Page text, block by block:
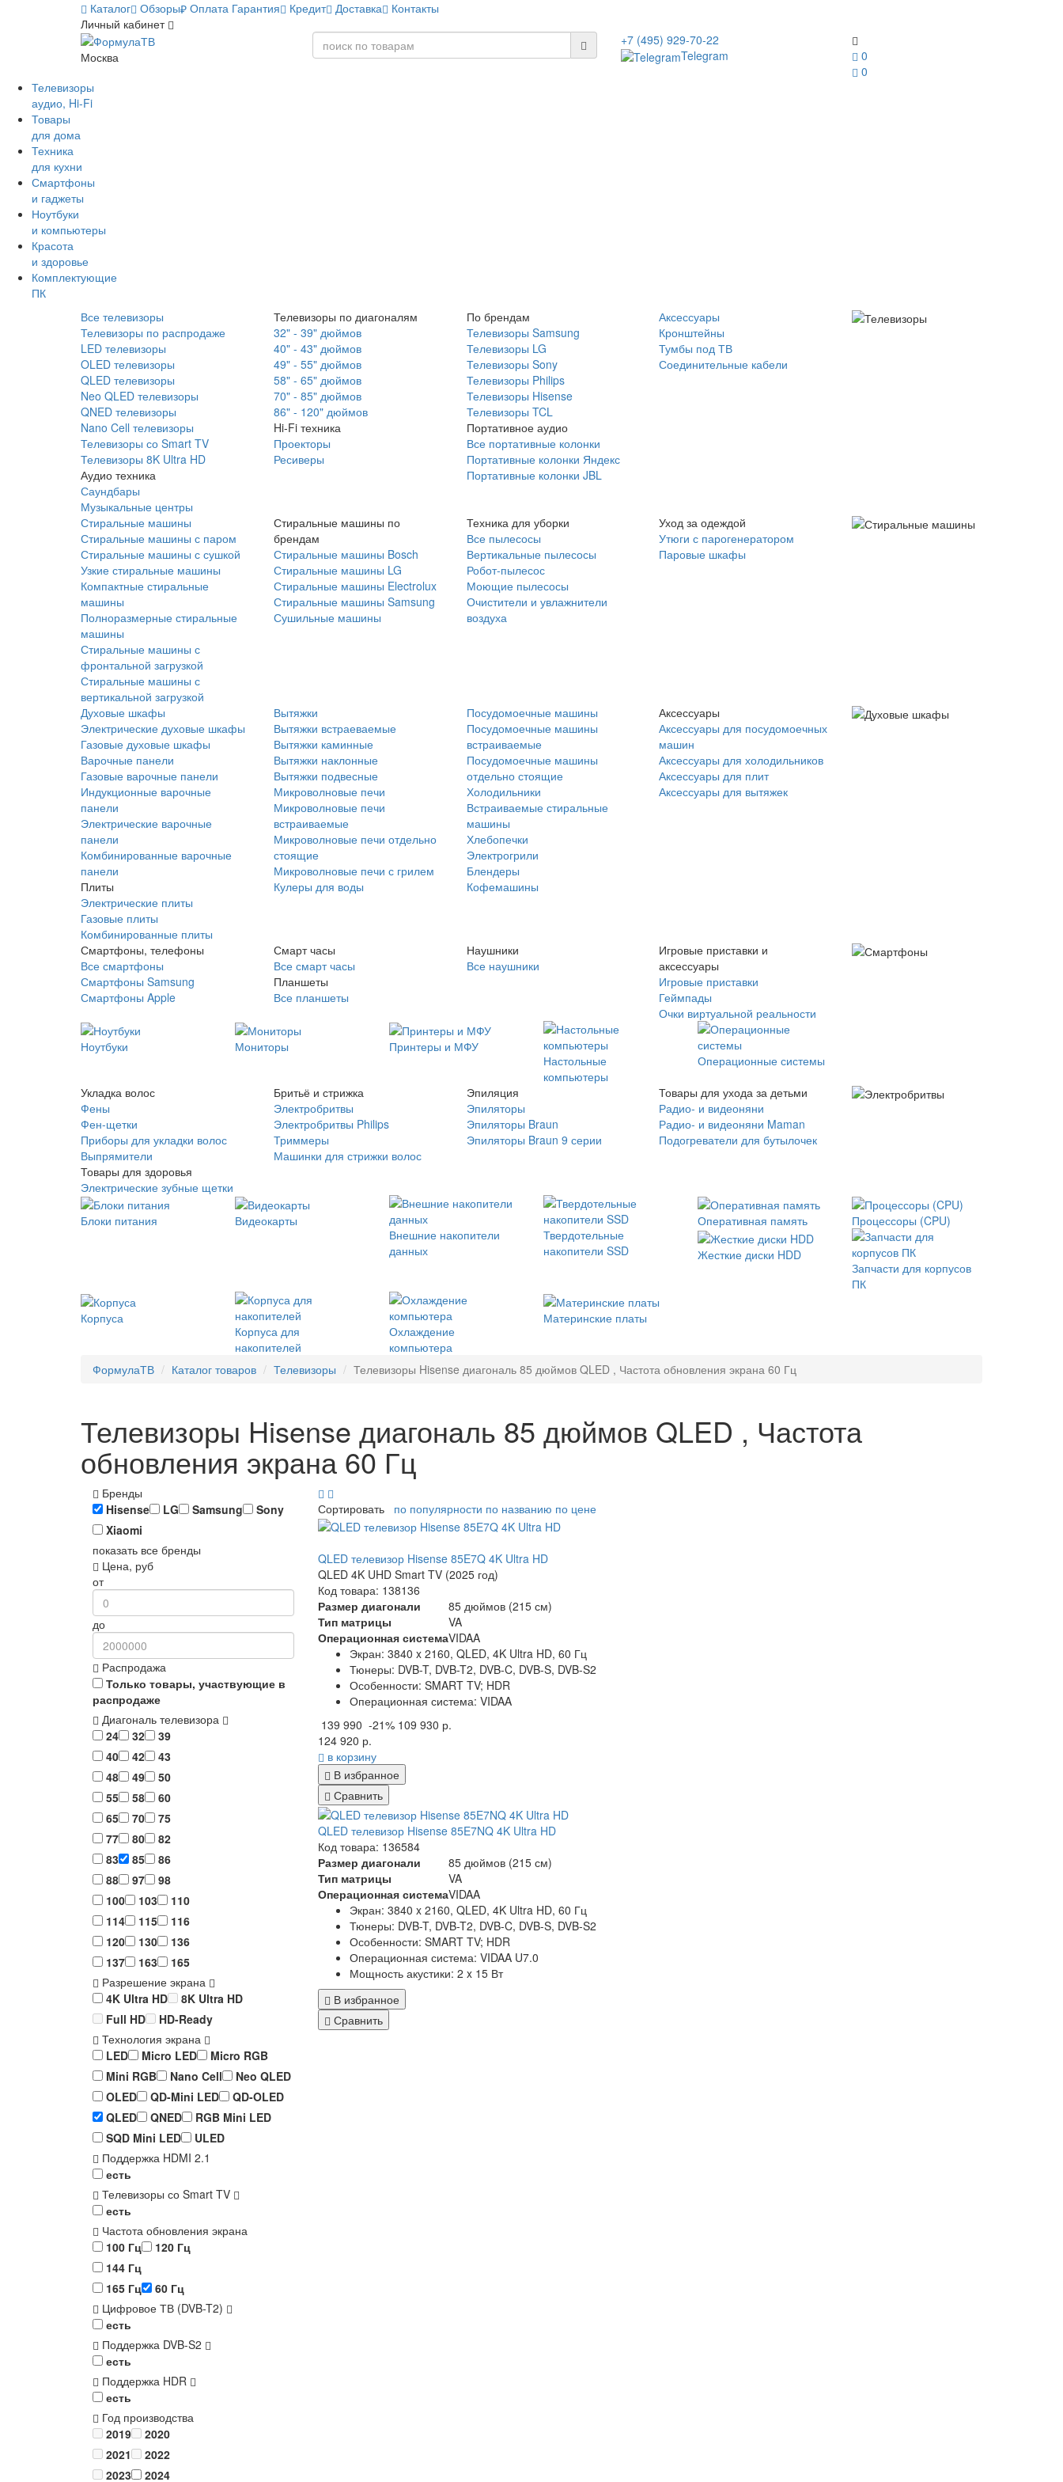
Каталог Обзоры Оплата Гарантия Кредит Доставка
Контакты
Личный кабинет
Москва
0
0
+7 (495) 929-70-22
Telegram
Телевизоры
аудио, Hi-Fi
Товары
для дома
Техника
для кухни
Смартфоны
и гаджеты
Ноутбуки
и компьютеры
Красота
и здоровье
Комплектующие
ПК
Все телевизоры
Телевизоры по распродаже
LED телевизоры
OLED телевизоры
QLED телевизоры
Neo QLED телевизоры
QNED телевизоры
Nano Cell телевизоры
Телевизоры со Smart TV
Телевизоры 8K Ultra HD
Аудио техника
Саундбары
Музыкальные центры
Телевизоры по диагоналям
32" - 39" дюймов
40" - 43" дюймов
49" - 55" дюймов
58" - 65" дюймов
70" - 85" дюймов
86" - 120" дюймов
Hi-Fi техника
Проекторы
Ресиверы
По брендам
Телевизоры Samsung
Телевизоры LG
Телевизоры Sony
Телевизоры Philips
Телевизоры Hisense
Телевизоры TCL
Портативное аудио
Все портативные колонки
Портативные колонки Яндекс
Портативные колонки JBL
Аксессуары
Кронштейны
Тумбы под ТВ
Соединительные кабели
Стиральные машины
Стиральные машины с паром
Стиральные машины с сушкой
Узкие стиральные машины
Компактные стиральные
машины
Полноразмерные стиральные
машины
Стиральные машины с
фронтальной загрузкой
Стиральные машины с
вертикальной загрузкой
Стиральные машины по
брендам
Стиральные машины Bosch
Стиральные машины LG
Стиральные машины Electrolux
Стиральные машины Samsung
Сушильные машины
Техника для уборки
Все пылесосы
Вертикальные пылесосы
Робот-пылесос
Моющие пылесосы
Очистители и увлажнители
воздуха
Уход за одеждой
Утюги с парогенератором
Паровые шкафы
Духовые шкафы
Электрические духовые шкафы
Газовые духовые шкафы
Варочные панели
Газовые варочные панели
Индукционные варочные
панели
Электрические варочные
панели
Комбинированные варочные
панели
Плиты
Электрические плиты
Газовые плиты
Комбинированные плиты
Вытяжки
Вытяжки встраеваемые
Вытяжки каминные
Вытяжки наклонные
Вытяжки подвесные
Микроволновые печи
Микроволновые печи
встраиваемые
Микроволновые печи отдельно
стоящие
Микроволновые печи с грилем
Кулеры для воды
Посудомоечные машины
Посудомоечные машины
встраиваемые
Посудомоечные машины
отдельно стоящие
Холодильники
Встраиваемые стиральные
машины
Хлебопечки
Электрогрили
Блендеры
Кофемашины
Аксессуары
Аксессуары для посудомоечных
машин
Аксессуары для холодильников
Аксессуары для плит
Аксессуары для вытяжек
Смартфоны, телефоны
Все смартфоны
Смартфоны Samsung
Смартфоны Apple
Смарт часы
Все смарт часы
Планшеты
Все планшеты
Наушники
Все наушники
Игровые приставки и
аксессуары
Игровые приставки
Геймпады
Очки виртуальной реальности
Ноутбуки Мониторы
Принтеры и МФУ
Настольные
компьютеры
Операционные системы
Укладка волос
Фены
Фен-щетки
Приборы для укладки волос
Выпрямители
Товары для здоровья
Электрические зубные щетки
Бритьё и стрижка
Электробритвы
Электробритвы Philips
Триммеры
Машинки для стрижки волос
Эпиляция
Эпиляторы
Эпиляторы Braun
Эпиляторы Braun 9 серии
Товары для ухода за детьми
Радио- и видеоняни
Радио- и видеоняни Maman
Подогреватели для бутылочек
Блоки питания
Видеокарты
Внешние накопители
данных
Твердотельные
накопители SSD
Оперативная память Процессоры (CPU)
Жесткие диски HDD
Запчасти для корпусов
ПК
Корпуса
Корпуса для
накопителей
Охлаждение
компьютера
Материнские платы
ФормулаТВ Каталог товаров Телевизоры Телевизоры Hisense диагональ 85 дюймов QLED , Частота обновления экрана 60 Гц
Телевизоры Hisense диагональ 85 дюймов QLED , Частота
обновления экрана 60 Гц
Бренды
Hisense
LG Samsung
Sony
Xiaomi
показать все бренды
Цена, руб
от
до
Распродажа
Только товары, участвующие в
распродаже
Диагональ телевизора
24
32
39
40
42
43
48
49
50
55
58
60
65
70
75
77
80
82
83
85
86
88
97
98
100
103
110
114
115
116
120
130
136
137
163
165
Разрешение экрана
4K Ultra HD
8K Ultra HD
Full HD
HD-Ready
Технология экрана
LED
Micro LED
Micro RGB
Mini RGB
Nano Cell
Neo QLED
OLED
QD-Mini LED
QD-OLED
QLED
QNED
RGB Mini LED
SQD Mini LED
ULED
Поддержка HDMI 2.1
есть
Телевизоры со Smart TV
есть
Частота обновления экрана
100 Гц
120 Гц
144 Гц
165 Гц
60 Гц
Цифровое ТВ (DVB-T2)
есть
Поддержка DVB-S2
есть
Поддержка HDR
есть
Год производства
2019
2020
2021
2022
2023
2024
Сортировать по популярности по названию по цене
QLED телевизор Hisense 85E7Q 4K Ultra HD
QLED 4K UHD Smart TV (2025 год)
Код товара: 138136
Размер диагонали
85 дюймов (215 см)
Тип матрицы
VA
Операционная системаVIDAA
Экран: 3840 x 2160, QLED, 4K Ultra HD, 60 Гц
Тюнеры: DVB-T, DVB-T2, DVB-C, DVB-S, DVB-S2
Особенности: SMART TV; HDR
Операционная система: VIDAA
139 990 -21% 109 930 р.
124 920 р.
в корзину
В избранное
Сравнить
QLED телевизор Hisense 85E7NQ 4K Ultra HD
Код товара: 136584
Размер диагонали
85 дюймов (215 см)
Тип матрицы
VA
Операционная системаVIDAA
Экран: 3840 x 2160, QLED, 4K Ultra HD, 60 Гц
Тюнеры: DVB-T, DVB-T2, DVB-C, DVB-S, DVB-S2
Особенности: SMART TV; HDR
Операционная система: VIDAA U7.0
Мощность акустики: 2 x 15 Вт
В избранное
Сравнить